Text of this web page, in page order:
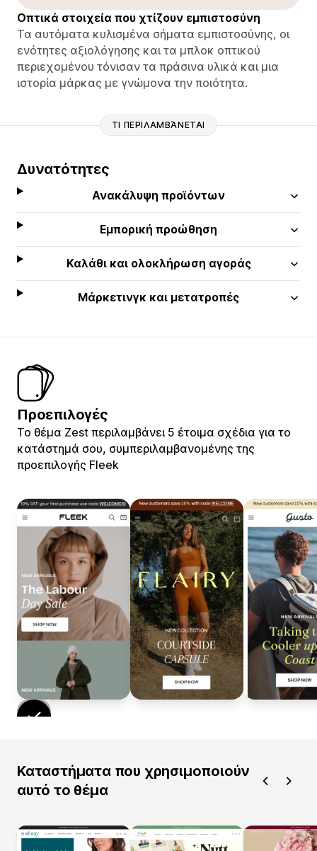
Οπτικά στοιχεία που χτίζουν εμπιστοσύνη
Τα αυτόματα κυλισμένα σήματα εμπιστοσύνης, οι
ενότητες αξιολόγησης και τα μπλοκ οπτικού
περιεχομένου τόνισαν τα πράσινα υλικά και μια
ιστορία μάρκας με γνώμονα την ποιότητα.
ΤΙ ΠΕΡΙΛΑΜΒΆΝΕΤΑΙ
Δυνατότητες
Ανακάλυψη προϊόντων
Εμπορική προώθηση
Καλάθι και ολοκλήρωση αγοράς
Μάρκετινγκ και μετατροπές
Προεπιλογές
Το θέμα Zest περιλαμβάνει 5 έτοιμα σχέδια για το
κατάστημά σου, συμπεριλαμβανομένης της
προεπιλογής Fleek
Καταστήματα που χρησιμοποιούν
αυτό το θέμα